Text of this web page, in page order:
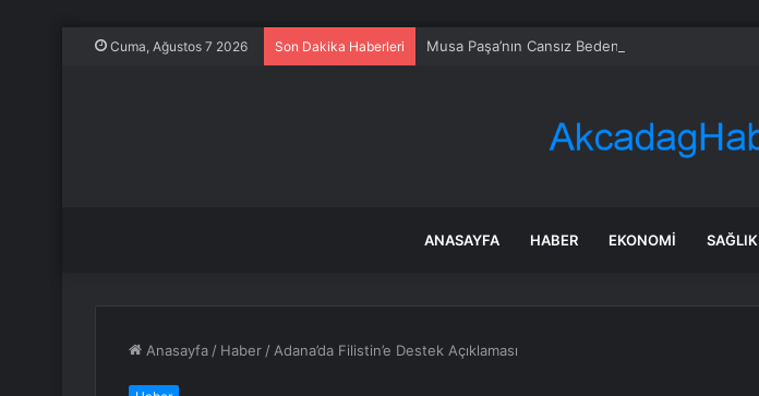
Cuma, Ağustos 7 2026 Son Dakika Haberleri Musa Paşa’nın Cansız Bedeni Bulundu
ANASAYFA HABER EKONOMI SAĞLIK
Anasayfa / Haber / Adana’da Filistin’e Destek Açıklaması